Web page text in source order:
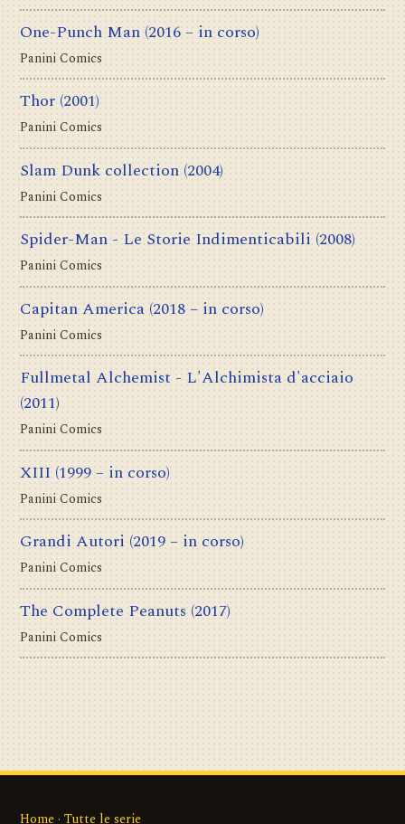
One-Punch Man (2016 – in corso)
Panini Comics
Thor (2001)
Panini Comics
Slam Dunk collection (2004)
Panini Comics
Spider-Man - Le Storie Indimenticabili (2008)
Panini Comics
Capitan America (2018 – in corso)
Panini Comics
Fullmetal Alchemist - L'Alchimista d'acciaio
(2011)
Panini Comics
XIII (1999 – in corso)
Panini Comics
Grandi Autori (2019 – in corso)
Panini Comics
The Complete Peanuts (2017)
Panini Comics
Home · Tutte le serie